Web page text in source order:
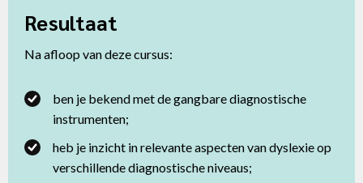
Resultaat
Na afloop van deze cursus:
ben je bekend met de gangbare diagnostische
instrumenten;
heb je inzicht in relevante aspecten van dyslexie op
verschillende diagnostische niveaus;